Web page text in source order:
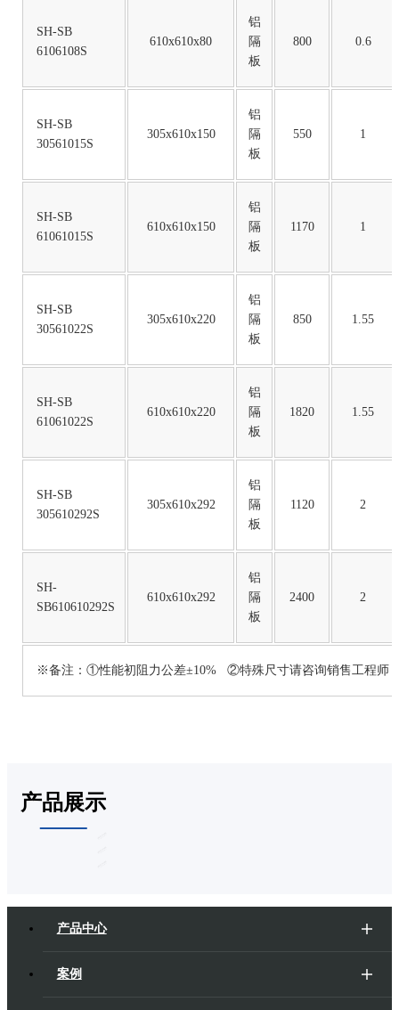
SH-SB
6106108S
610x610x80
铝
隔
板
800 0.6
SH-SB
30561015S
305x610x150
铝
隔
板
550 1
SH-SB
61061015S
610x610x150
铝
隔
板
1170 1
SH-SB
30561022S
305x610x220
铝
隔
板
850 1.55
SH-SB
61061022S
610x610x220
铝
隔
板
1820 1.55
SH-SB
305610292S
305x610x292
铝
隔
板
1120 2
SH-
SB610610292S
610x610x292
铝
隔
板
2400 2
※备注：①性能初阻力公差±10% ②特殊尺寸请咨询销售工程师
产品展示
产品中心
案例